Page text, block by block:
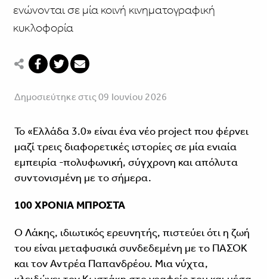
ενώνονται σε μία κοινή κινηματογραφική
κυκλοφορία
Δημοσιεύτηκε στις 09 Ιουνίου 2026
Το «Ελλάδα 3.0» είναι ένα νέο project που φέρνει
μαζί τρεις διαφορετικές ιστορίες σε μία ενιαία
εμπειρία -πολυφωνική, σύγχρονη και απόλυτα
συντονισμένη με το σήμερα.
100 ΧΡΟΝΙΑ ΜΠΡΟΣΤΑ
Ο Λάκης, ιδιωτικός ερευνητής, πιστεύει ότι η ζωή
του είναι μεταφυσικά συνδεδεμένη με το ΠΑΣΟΚ
και τον Αντρέα Παπανδρέου. Μια νύχτα,